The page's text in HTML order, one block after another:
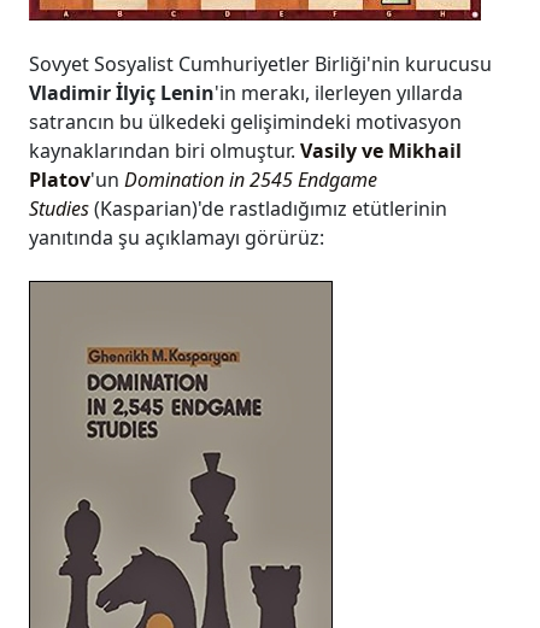
Sovyet Sosyalist Cumhuriyetler Birliği'nin kurucusu
Vladimir İlyiç Lenin'in merakı, ilerleyen yıllarda
satrancın bu ülkedeki gelişimindeki motivasyon
kaynaklarından biri olmuştur. Vasily ve Mikhail
Platov'un Domination in 2545 Endgame
Studies(Kasparian)'de rastladığımız etütlerinin
yanıtında şu açıklamayı görürüz: